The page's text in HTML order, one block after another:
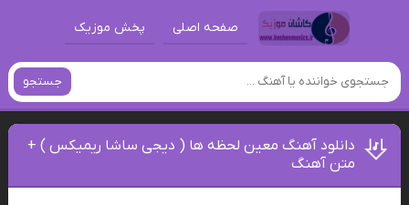
صفحه اصلی پخش موزیک
جستجو
دانلود آهنگ معین لحظه ها ( دیجی ساشا ریمیکس ) +
متن آهنگ